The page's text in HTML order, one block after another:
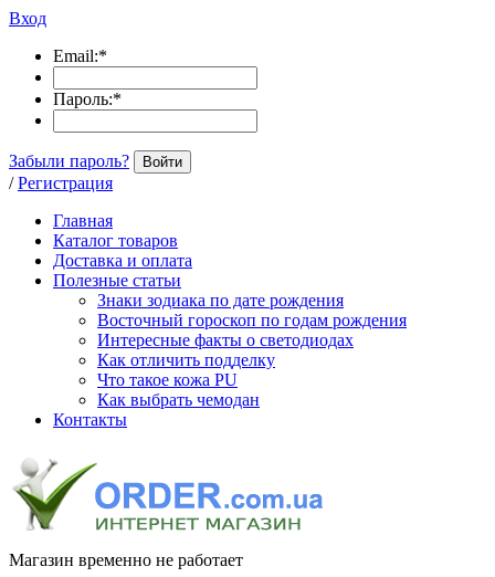
Вход
Email:*
Пароль:*
Забыли пароль? Войти
/ Регистрация
Главная
Каталог товаров
Доставка и оплата
Полезные статьи
Знаки зодиака по дате рождения
Восточный гороскоп по годам рождения
Интересные факты о светодиодах
Как отличить подделку
Что такое кожа PU
Как выбрать чемодан
Контакты
Магазин временно не работает